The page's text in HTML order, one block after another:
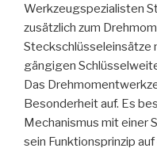
Werkzeugspezialisten
zusätzlich zum
Steckschlüsseleinsätze
gängigen
Das
Besonderheit auf. Es
Mechanismus mit einer
sein Funktionsprinzip